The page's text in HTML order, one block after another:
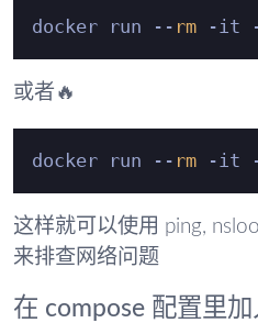
docker run -- rm
或者🔥
docker run -- rm
这样就可以使用 ping,
来排查网络问题
在 compose 配置里